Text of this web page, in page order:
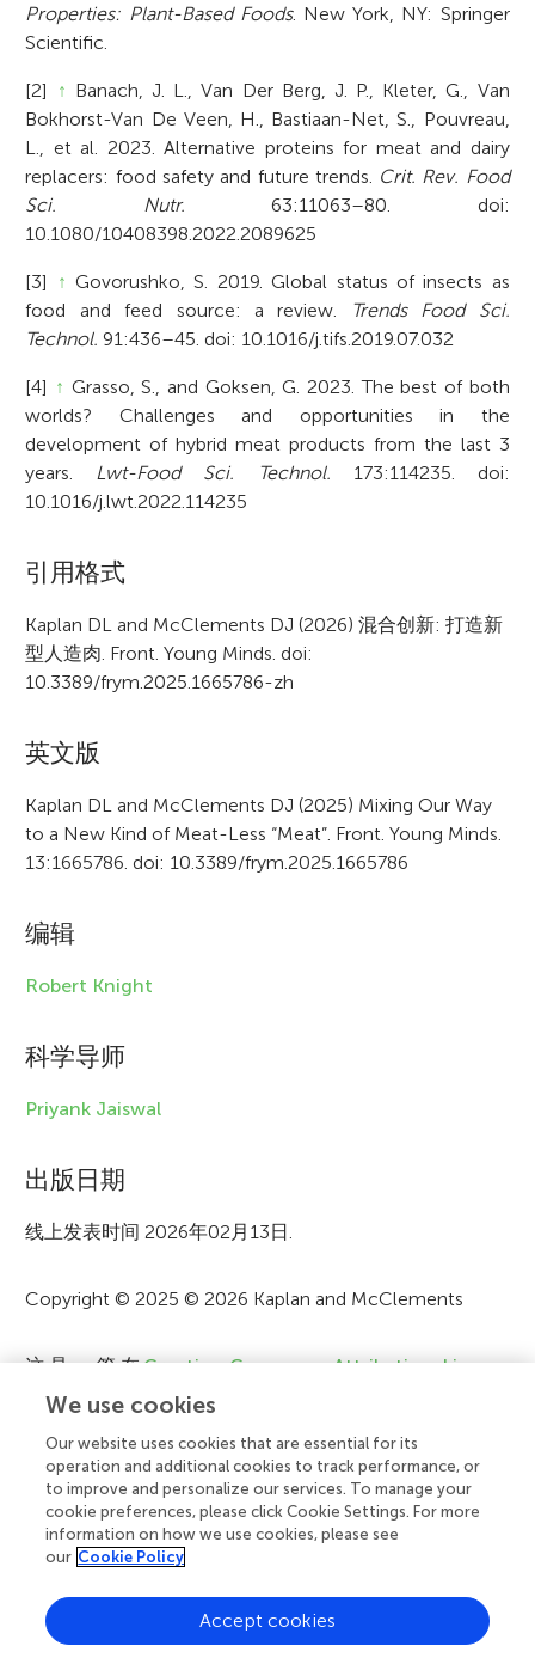
Properties: Plant-Based Foods. New York, NY: Springer
Scientific.
[2] ↑ Banach, J. L., Van Der Berg, J. P., Kleter, G., Van
Bokhorst-Van De Veen, H., Bastiaan-Net, S., Pouvreau,
L., et al. 2023. Alternative proteins for meat and dairy
replacers: food safety and future trends. Crit. Rev. Food
Sci. Nutr. 63:11063–80. doi:
10.1080/10408398.2022.2089625
[3] ↑ Govorushko, S. 2019. Global status of insects as
food and feed source: a review.
Trends Food Sci.
Technol. 91:436–45. doi: 10.1016/j.tifs.2019.07.032
[4] ↑ Grasso, S., and Goksen, G. 2023. The best of both
worlds? Challenges and opportunities in the
development of hybrid meat products from the last 3
years. Lwt-Food Sci. Technol. 173:114235. doi:
10.1016/j.lwt.2022.114235
A
r
t
c
l
e
i
n
r
t
i
n
引用格式
Kaplan DL and McClements DJ (2026) 混合创新: 打造新
型人造肉. Front. Young Minds. doi:
10.3389/frym.2025.1665786-zh
英文版
Kaplan DL and McClements DJ (2025) Mixing Our Way
to a New Kind of Meat-Less “Meat”. Front. Young Minds.
13:1665786. doi: 10.3389/frym.2025.1665786
编辑
Robert Knight
科学导师
Priyank Jaiswal
出版日期
线上发表时间 2026年02月13日.
Copyright © 2025 © 2026 Kaplan and McClements
这是一篇在Creative Commons Attribution License
(CC BY)
条款下发表的开放获取文章. 根据公认的学术惯
前提下，允许使用、传播、复制至其他平台。如违反以上
条款，则不得使用、传播或复制文章内容。
We use cookies
Our website uses cookies that are essential for its
operation and additional cookies to track performance, or
to improve and personalize our services. To manage your
cookie preferences, please click Cookie Settings. For more
information on how we use cookies, please see
our Cookie Policy
Accept cookies